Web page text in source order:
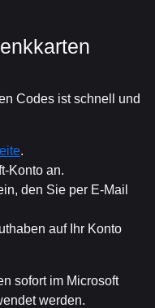
Codes ist schnell und
.
Konto an.
den Sie per E-Mail
auf Ihr Konto
sofort im Microsoft
werden.